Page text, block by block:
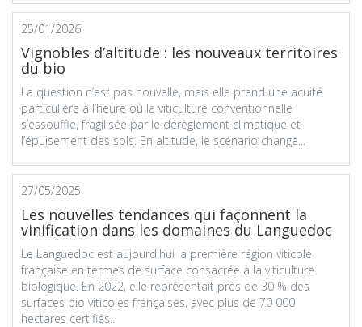
25/01/2026
Vignobles d’altitude : les nouveaux territoires
du bio
La question n’est pas nouvelle, mais elle prend une acuité
particulière à l’heure où la viticulture conventionnelle
s’essouffle, fragilisée par le dérèglement climatique et
l’épuisement des sols. En altitude, le scénario change...
27/05/2025
Les nouvelles tendances qui façonnent la
vinification dans les domaines du Languedoc
Le Languedoc est aujourd'hui la première région viticole
française en termes de surface consacrée à la viticulture
biologique. En 2022, elle représentait près de 30 % des
surfaces bio viticoles françaises, avec plus de 70 000
hectares certifiés...